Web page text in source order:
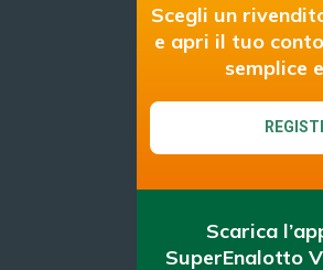
Scegli un
e apri il tuo
semplice
Scarica
SuperEnalotto